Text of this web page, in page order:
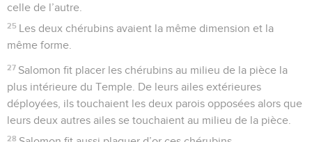
celle de l’autre.
25 Les deux chérubins avaient la même dimension et la
même forme.
27 Salomon fit placer les chérubins au milieu de la pièce la
plus intérieure du Temple. De leurs ailes extérieures
déployées, ils touchaient les deux parois opposées alors que
leurs deux autres ailes se touchaient au milieu de la pièce.
28